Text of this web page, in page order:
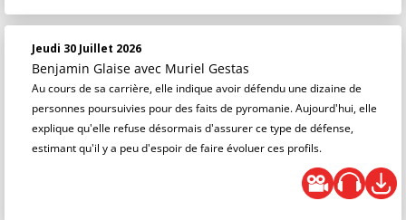
Jeudi 30 Juillet 2026
Benjamin Glaise avec Muriel Gestas
Au cours de sa carrière, elle indique avoir défendu une dizaine de
personnes poursuivies pour des faits de pyromanie. Aujourd'hui, elle
explique qu'elle refuse désormais d'assurer ce type de défense,
estimant qu'il y a peu d'espoir de faire évoluer ces profils.